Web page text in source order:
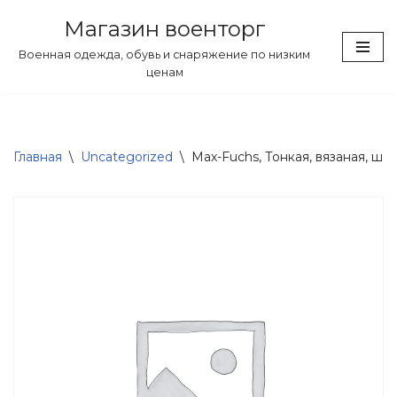
Перейти
Магазин военторг
Военная одежда, обувь и снаряжение по низким
ценам
Главная \ Uncategorized \ Max-Fuchs, Тонкая, вязаная,